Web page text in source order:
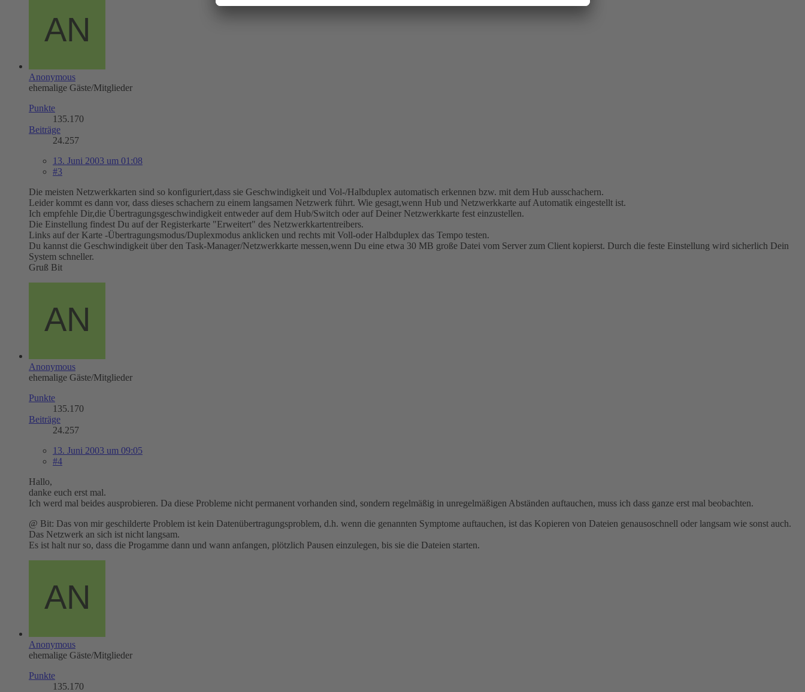
Anonymous
ehemalige Gäste/Mitglieder
Punkte
135.170
Beiträge
24.257
13. Juni 2003 um 01:08
#3
Die meisten Netzwerkkarten sind so konfiguriert,dass sie Geschwindigkeit und Vol-/Halbduplex automatisch erkennen bzw. mit dem Hub ausschachern.
Leider kommt es dann vor, dass dieses schachern zu einem langsamen Netzwerk führt. Wie gesagt,wenn Hub und Netzwerkkarte auf Automatik eingestellt ist.
Ich empfehle Dir,die Übertragungsgeschwindigkeit entweder auf dem Hub/Switch oder auf Deiner Netzwerkkarte fest einzustellen.
Die Einstellung findest Du auf der Registerkarte "Erweitert" des Netzwerkkartentreibers.
Links auf der Karte -Übertragungsmodus/Duplexmodus anklicken und rechts mit Voll-oder Halbduplex das Tempo testen.
Du kannst die Geschwindigkeit über den Task-Manager/Netzwerkkarte messen,wenn Du eine etwa 30 MB große Datei vom Server zum Client kopierst. Durch die feste Einstellung wird sicherlich Dein
System schneller.
Gruß Bit
Anonymous
ehemalige Gäste/Mitglieder
Punkte
135.170
Beiträge
24.257
13. Juni 2003 um 09:05
#4
Hallo,
danke euch erst mal.
Ich werd mal beides ausprobieren. Da diese Probleme nicht permanent vorhanden sind, sondern regelmäßig in unregelmäßigen Abständen auftauchen, muss ich dass ganze erst mal beobachten.
@ Bit: Das von mir geschilderte Problem ist kein Datenübertragungsproblem, d.h. wenn die genannten Symptome auftauchen, ist das Kopieren von Dateien genausoschnell oder langsam wie sonst auch.
Das Netzwerk an sich ist nicht langsam.
Es ist halt nur so, dass die Progamme dann und wann anfangen, plötzlich Pausen einzulegen, bis sie die Dateien starten.
Anonymous
ehemalige Gäste/Mitglieder
Punkte
135.170